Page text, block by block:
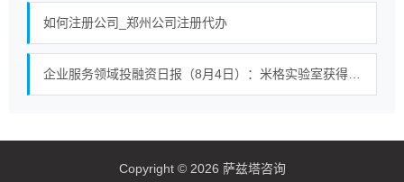
如何注册公司_郑州公司注册代办
Copyright © 2026 萨兹塔咨询